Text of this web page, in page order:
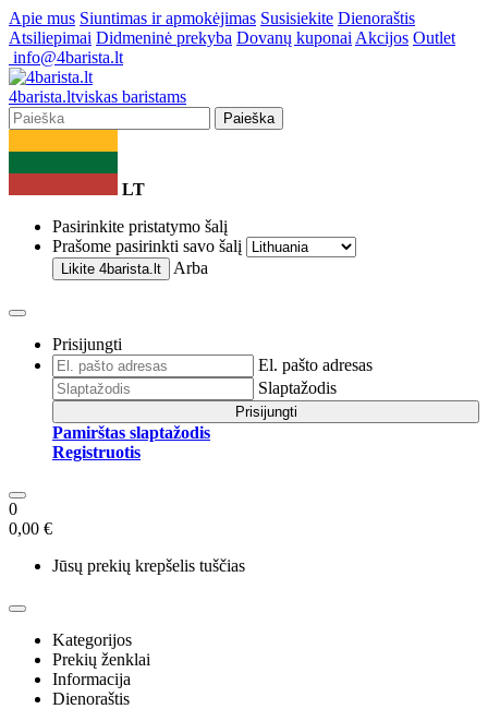
Apie mus Siuntimas ir apmokėjimas Susisiekite Dienoraštis
Atsiliepimai Didmeninė prekyba Dovanų kuponai Akcijos Outlet
info@4barista.lt
4barista.ltviskas baristams
Paieška
LT
Pasirinkite pristatymo šalį
Prašome pasirinkti savo šalį
Likite 4barista.lt Arba
Prisijungti
El. pašto adresas
Slaptažodis
Prisijungti
Pamirštas slaptažodis
Registruotis
0
0,00 €
Jūsų prekių krepšelis tuščias
Kategorijos
Prekių ženklai
Informacija
Dienoraštis